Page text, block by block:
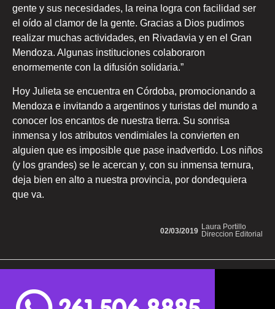
gente y sus necesidades, la reina logra con facilidad ser
el oído al clamor de la gente. Gracias a Dios pudimos
realizar muchas actividades, en Rivadavia y en el Gran
Mendoza. Algunas instituciones colaboraron
enormemente con la difusión solidaria.”
Hoy Julieta se encuentra en Córdoba, promocionando a
Mendoza e invitando a argentinos y turistas del mundo a
conocer los encantos de nuestra tierra. Su sonrisa
inmensa y los atributos vendimiales la convierten en
alguien que es imposible que pase inadvertido. Los niños
(y los grandes) se le acercan y, con su inmensa ternura,
deja bien en alto a nuestra provincia, por dondequiera
que va.
Laura Portillo
Direccion Editorial
02/03/2019